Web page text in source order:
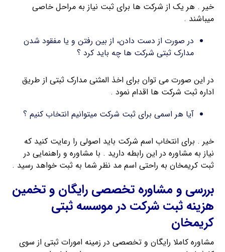
خیر . هر یک از شرکت ها برای ثبت نیاز به مراحل خاصی
میباشند .
در صورت از دست دادن، از بین رفتن و یا مفقود شدن
مدارک ثبتی شرکت ها چه باید کرد ؟
در این صورت می توان برای اخذ المثنی مدارک ثبتی از طریق
اداره ثبت شرکت ها اقدام نمود .
آیا هر اسمی برای ثبت شرکت میتوانیم انتخاب کنیم ؟
خیر . برای انتخاب اسم شرکت باید اصولی را رعایت کنید که
نیاز به مشاوره در این رابطه دارید . با مشاوره و راهنمایی در
ثبت کریمخان به راحتی اسم مد نظر شما به ثبت خواهد رسید .
بررسی و مشاوره تخصصی رایگان و تخمین
هزینه ثبت شرکت در موسسه ثبتی
کریمخان
مشاوره کاملا رایگان و تخصصی در زمینه امورات ثبتی از سوی